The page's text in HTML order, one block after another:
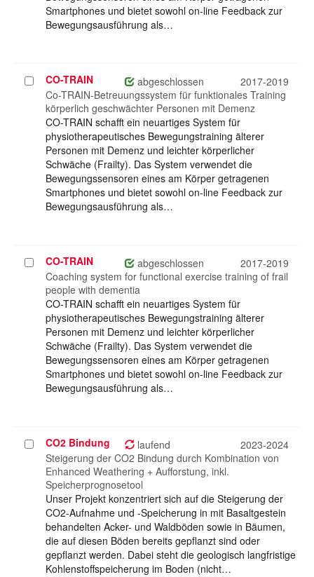
Smartphones und bietet sowohl on-line Feedback zur
Bewegungsausführung als…
Projekt
auswählen
CO-TRAIN abgeschlossen
2017-2019
Co-TRAIN-Betreuungssystem für funktionales Training
körperlich geschwächter Personen mit Demenz
CO-TRAIN schafft ein neuartiges System für
physiotherapeutisches Bewegungstraining älterer
Personen mit Demenz und leichter körperlicher
Schwäche (Frailty). Das System verwendet die
Bewegungssensoren eines am Körper getragenen
Smartphones und bietet sowohl on-line Feedback zur
Bewegungsausführung als…
Projekt
auswählen
CO-TRAIN abgeschlossen
2017-2019
Coaching system for functional exercise training of frail
people with dementia
CO-TRAIN schafft ein neuartiges System für
physiotherapeutisches Bewegungstraining älterer
Personen mit Demenz und leichter körperlicher
Schwäche (Frailty). Das System verwendet die
Bewegungssensoren eines am Körper getragenen
Smartphones und bietet sowohl on-line Feedback zur
Bewegungsausführung als…
Projekt
auswählen
CO2 Bindung laufend
2023-2024
Steigerung der CO2 Bindung durch Kombination von
Enhanced Weathering + Aufforstung, inkl.
Speicherprognosetool
Unser Projekt konzentriert sich auf die Steigerung der
CO2-Aufnahme und -Speicherung in mit Basaltgestein
behandelten Acker- und Waldböden sowie in Bäumen,
die auf diesen Böden bereits gepflanzt sind oder
gepflanzt werden. Dabei steht die geologisch langfristige
Kohlenstoffspeicherung im Boden (nicht…